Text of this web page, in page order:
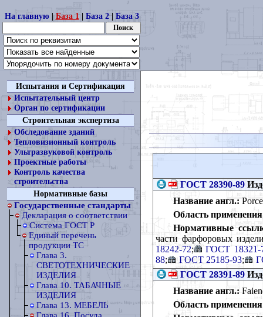
На главную| База 1| База 2| База 3
Испытания и Сертификация
Испытательный центр
Орган по сертификации
Строительная экспертиза
Обследование зданий
Тепловизионный контроль
Ультразвуковой контроль
Проектные работы
Контроль качества
строительства
Нормативные базы
Государственные стандарты
Декларация о соответствии
Cистема ГОСТ Р
Единый перечень
продукции ТС
Глава 3.
СВЕТОТЕХНИЧЕСКИЕ
ИЗДЕЛИЯ
Глава 10. ТАБАЧНЫЕ
ИЗДЕЛИЯ
Глава 13. МЕБЕЛЬ
ГОСТ 28390-89
Название англ.:
Область
Нормативные
части фарфоровых
18242-72;
ГОСТ 18321-
88; ГОСТ 25185-93;
ГОСТ 28391-89
Название англ.:
Область